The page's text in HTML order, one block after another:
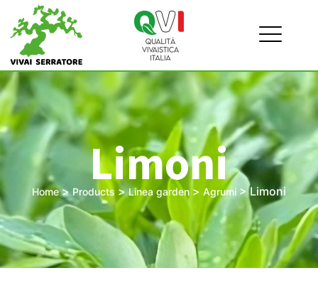
Limoni
Home>Products >Linea garden > Agrumi >Limoni